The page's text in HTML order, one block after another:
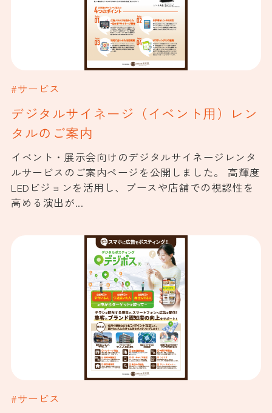
#サービス
デジタルサイネージ（イベント用）レン
タルのご案内
イベント・展示会向けのデジタルサイネージレンタ
ルサービスのご案内ページを公開しました。 高輝度
LEDビジョンを活用し、ブースや店舗での視認性を
高める演出が...
#サービス